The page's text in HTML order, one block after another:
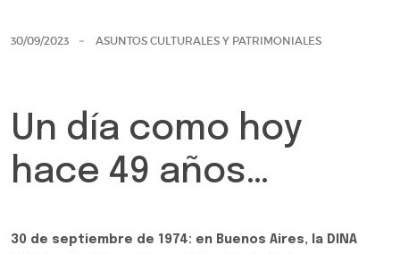
30/09/2023 ASUNTOS CULTURALES Y PATRIMONIALES
Un día como hoy
hace 49 años…
30 de septiembre de 1974: en Buenos Aires, la DINA